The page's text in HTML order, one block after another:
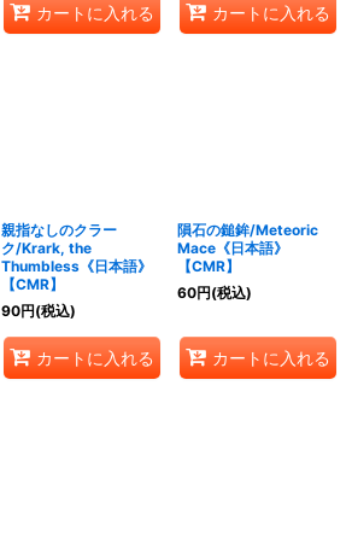
カートに入れる カートに入れる
親指なしのクラー
ク/Krark, the
Thumbless《日本語》
【CMR】
90円(税込)
カートに入れる
隕石の鎚鉾/Meteoric
Mace《日本語》
【CMR】
60円(税込)
カートに入れる